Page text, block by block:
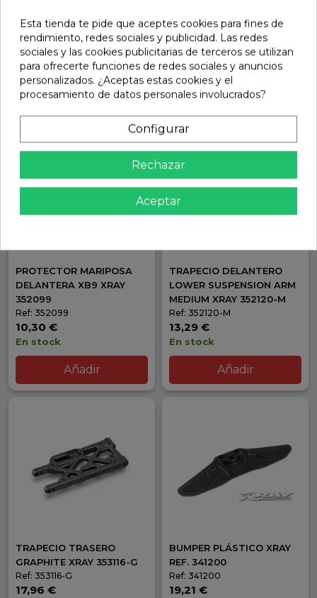
MEDIUM XRAY 352135-M
Ref: 352135-M
13,29 €
En stock
Añadir
(10) XRAY 902310
Ref: 902310
6,04 €
En stock
Añadir
PROTECTOR MARIPOSA
DELANTERA XB9 XRAY
352099
Ref: 352099
10,30 €
En stock
Añadir
TRAPECIO DELANTERO
LOWER SUSPENSION ARM
MEDIUM XRAY 352120-M
Ref: 352120-M
13,29 €
En stock
Añadir
TRAPECIO TRASERO
GRAPHITE XRAY 353116-G
Ref: 353116-G
17,96 €
BUMPER PLÁSTICO XRAY
REF. 341200
Ref: 341200
19,21 €
Esta tienda te pide que aceptes cookies para fines de
rendimiento, redes sociales y publicidad. Las redes
sociales y las cookies publicitarias de terceros se utilizan
para ofrecerte funciones de redes sociales y anuncios
personalizados. ¿Aceptas estas cookies y el
procesamiento de datos personales involucrados?
Configurar
Rechazar
Aceptar